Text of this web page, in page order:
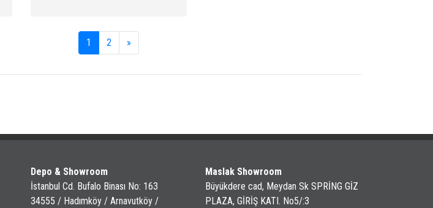
1 2 »
Depo & Showroom
İstanbul Cd. Bufalo Binası No: 163
34555 / Hadımköy / Arnavutköy /
Maslak Showroom
Büyükdere cad, Meydan Sk SPRİNG GİZ
PLAZA, GİRİŞ KATI. No5/:3